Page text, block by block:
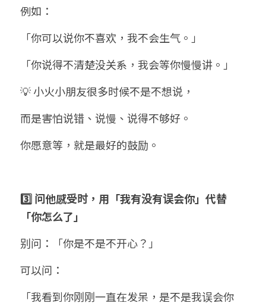
例如：
「你可以说你不喜欢，我不会生气。」
「你说得不清楚没关系，我会等你慢慢讲。」
💡 小火小朋友很多时候不是不想说，
而是害怕说错、说慢、说得不够好。
你愿意等，就是最好的鼓励。
3️⃣ 问他感受时，用「我有没有误会你」代替
「你怎么了」
别问：「你是不是不开心？」
可以问：
「我看到你刚刚一直在发呆，是不是我误会你